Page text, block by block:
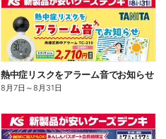
熱中症リスクをアラーム音でお知らせ
8月7日 ～8月31日